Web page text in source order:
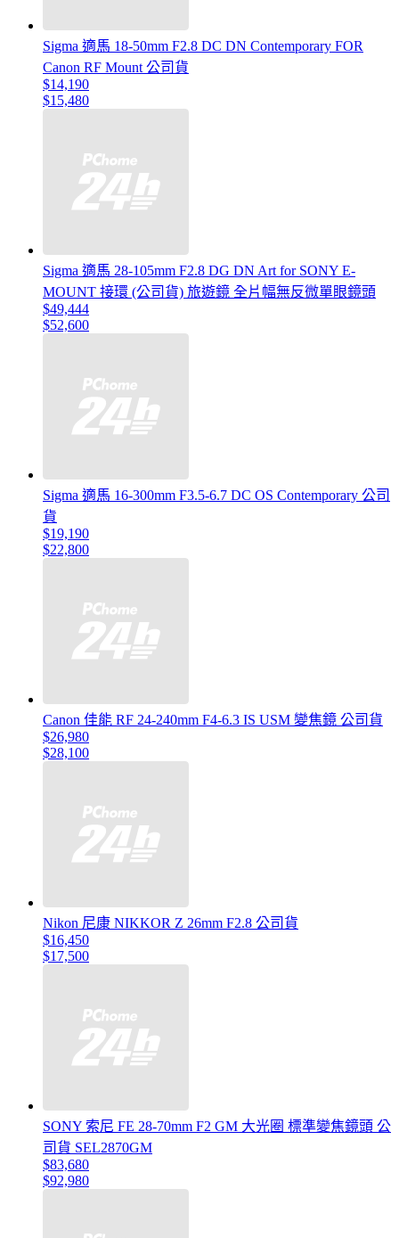
Sigma 適馬 18-50mm F2.8 DC DN Contemporary FOR
Canon RF Mount 公司貨
$14,190
$15,480
Sigma 適馬 28-105mm F2.8 DG DN Art for SONY E-
MOUNT 接環 (公司貨) 旅遊鏡 全片幅無反微單眼鏡頭
$49,444
$52,600
Sigma 適馬 16-300mm F3.5-6.7 DC OS Contemporary 公司
貨
$19,190
$22,800
Canon 佳能 RF 24-240mm F4-6.3 IS USM 變焦鏡 公司貨
$26,980
$28,100
Nikon 尼康 NIKKOR Z 26mm F2.8 公司貨
$16,450
$17,500
SONY 索尼 FE 28-70mm F2 GM 大光圈 標準變焦鏡頭 公
司貨 SEL2870GM
$83,680
$92,980